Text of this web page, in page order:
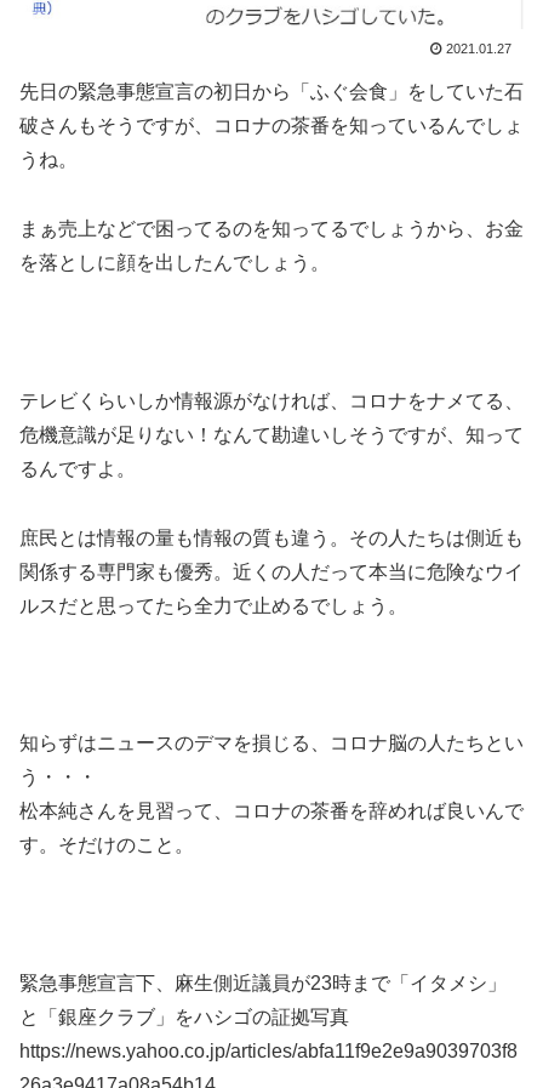
2021.01.27
先日の緊急事態宣言の初日から「ふぐ会食」をしていた石
破さんもそうですが、コロナの茶番を知っているんでしょ
うね。
まぁ売上などで困ってるのを知ってるでしょうから、お金
を落としに顔を出したんでしょう。
テレビくらいしか情報源がなければ、コロナをナメてる、
危機意識が足りない！なんて勘違いしそうですが、知って
るんですよ。
庶民とは情報の量も情報の質も違う。その人たちは側近も
関係する専門家も優秀。近くの人だって本当に危険なウイ
ルスだと思ってたら全力で止めるでしょう。
知らずはニュースのデマを損じる、コロナ脳の人たちとい
う・・・
松本純さんを見習って、コロナの茶番を辞めれば良いんで
す。そだけのこと。
緊急事態宣言下、麻生側近議員が23時まで「イタメシ」
と「銀座クラブ」をハシゴの証拠写真
https://news.yahoo.co.jp/articles/abfa11f9e2e9a9039703f8